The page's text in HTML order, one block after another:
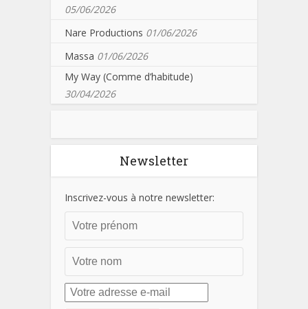
05/06/2026
Nare Productions 01/06/2026
Massa 01/06/2026
My Way (Comme d’habitude)
30/04/2026
Newsletter
Inscrivez-vous à notre newsletter: